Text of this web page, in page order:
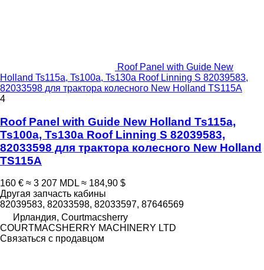
Roof Panel with Guide New
Holland Ts115a, Ts100a, Ts130a Roof Linning S 82039583,
82033598 для трактора колесного New Holland TS115A
4
Roof Panel with Guide New Holland Ts115a,
Ts100a, Ts130a Roof Linning S 82039583,
82033598 для трактора колесного New Holland
TS115A
160 € ≈ 3 207 MDL ≈ 184,90 $
Другая запчасть кабины
82039583, 82033598, 82033597, 87646569
Ирландия, Courtmacsherry
COURTMACSHERRY MACHINERY LTD
Связаться с продавцом